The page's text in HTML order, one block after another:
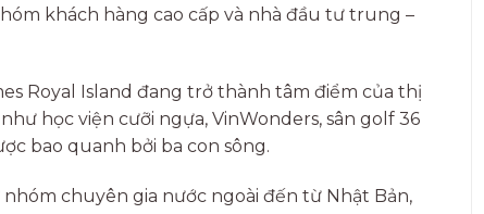
khách hàng cao cấp và nhà đầu tư trung –
Royal Island đang trở thành tâm điểm của thị
học viện cưỡi ngựa, VinWonders, sân golf 36
bao quanh bởi ba con sông.
chuyên gia nước ngoài đến từ Nhật Bản,